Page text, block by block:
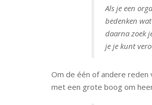
Als je een
bedenken
daarna zoek
je je kunt
Om de één of andere
met een grote boog om